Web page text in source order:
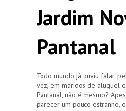
Jardim
Pantanal
Todo mundo já ouviu falar,
vez, em maridos de aluguel
Pantanal, não é mesmo?
parecer um pouco estranho,